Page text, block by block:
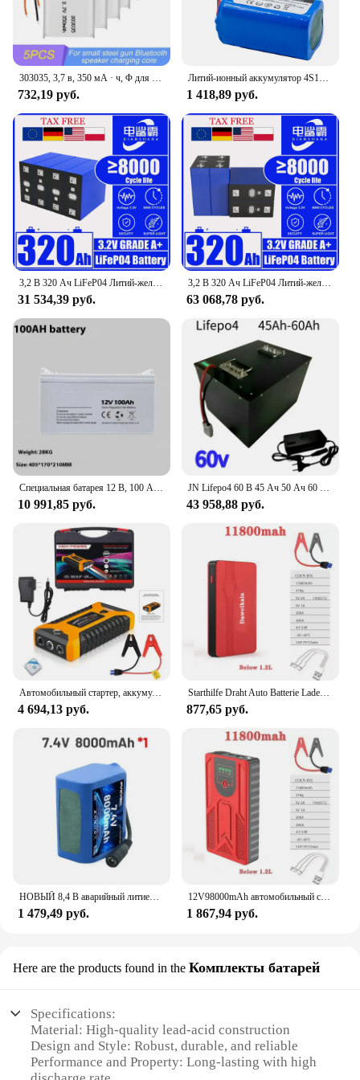
732,19 руб. 1 418,89 руб.
31 534,39 руб.
3,2 В 320 Ач LiFeP04 Литий-железо-фосфатный аккумулятор подходит для электромобилей на солнечной энергии для кемпинга на колесах DIY 12 В 24 В 48 В
63 068,78 руб.
10 991,85 руб. 43 958,88 руб.
Автомобильный стартер, аккумулятор для стартера, 99800 мАч, аварийный усилитель для автомобильного стартера, USB-зарядка мобильного телефона, банковское освещение
4 694,13 руб.
Starthilfe Draht Auto Batterie Ladegerät Auto Aufladen Für 12V Автомобильный аккумулятор с ЖК-дисплеем Kurze Starten Funktion 12V99900mAh
877,65 руб.
НОВЫЙ 8,4 В аварийный литиевый аккумулятор DIY 18650 2S3P 8AH светодиодный светильник для рыбалки Bluetooth-динамик медицинское оборудование
1 479,49 руб.
12V98000mAh автомобильный стартер аварийный усилитель автомобильное зарядное устройство автомобильный стартер пусковое устройство аккумулятор блок питания
1 867,94 руб.
Here are the products found in the Комплекты батарей
Specifications:
Material: High-quality lead-acid construction
Design and Style: Robust, durable, and reliable
Performance and Property: Long-lasting with high